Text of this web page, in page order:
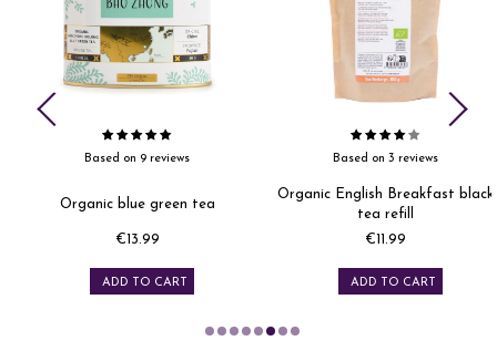
Based on 9 reviews
Organic blue green tea
Price
€13.99
ADD TO CART
Based on 3 reviews
Organic English Breakfast black
tea refill
Price
€11.99
ADD TO CART